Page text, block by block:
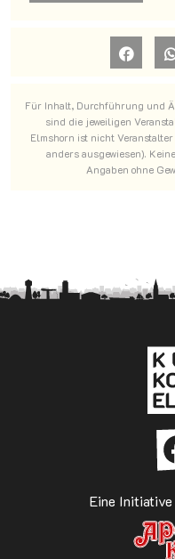
Für Inhalt, Durchführung und
sind die jeweiligen
Elmshorn ist nicht
anders ausgewiesen).
Angaben ohne
Eine